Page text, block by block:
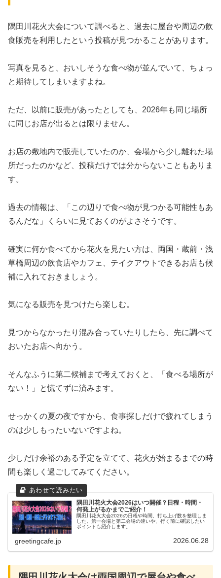
隅田川花火大会について調べると、過去に屋台や周辺の飲
食販売を利用したという投稿が見つかることがあります。
写真を見ると、おいしそうな食べ物が並んでいて、ちょっ
と期待してしまいますよね。
ただ、以前に販売があったとしても、2026年も同じ場所
に同じお店が出るとは限りません。
お店の敷地内で販売していたのか、会場から少し離れた場
所だったのかなど、投稿だけでは分からないこともありま
す。
過去の情報は、「この辺りで食べ物が見つかる可能性もあ
るんだな」くらいに見ておくのがよさそうです。
確実に何か食べてから花火を見たい方は、両国・蔵前・浅
草橋周辺の飲食店やカフェ、テイクアウトできるお店も候
補に入れておきましょう。
気になる販売を見つけたら楽しむ。
見つからなかったり混み合っていたりしたら、先に調べて
おいたお店へ向かう。
そんなふうに第二候補まで考えておくと、「食べる場所が
ない！」と慌てずに済みます。
せっかくの夏の夜ですから、食事探しだけで疲れてしまう
のは少しもったいないですよね。
少しだけ余裕のある予定を立てて、花火が始まるまでの時
間も楽しく過ごしてみてください。
隅田川花火大会2026はいつ開催？日程・時間・
何発上がるかまでご紹介！
隅田川花火大会2026の日程や時間、打ち上げ数を整理しま
した。第一会場と第二会場の違いや、行く前に確認したい
ポイントも紹介します。
greetingcafe.jp 2026.06.28